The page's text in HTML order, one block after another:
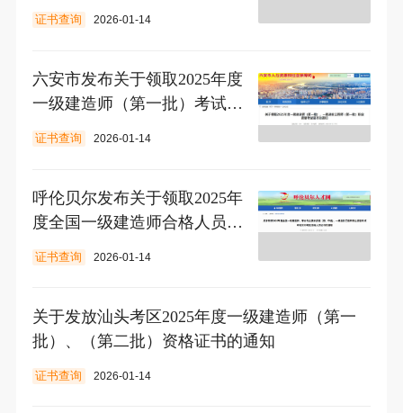
证书查询 2026-01-14
六安市发布关于领取2025年度
一级建造师（第一批）考试证
书的通知
证书查询 2026-01-14
呼伦贝尔发布关于领取2025年
度全国一级建造师合格人员证
书的通知
证书查询 2026-01-14
关于发放汕头考区2025年度一级建造师（第一
批）、（第二批）资格证书的通知
证书查询 2026-01-14